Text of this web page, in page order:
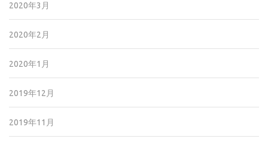
2020年3月
2020年2月
2020年1月
2019年12月
2019年11月